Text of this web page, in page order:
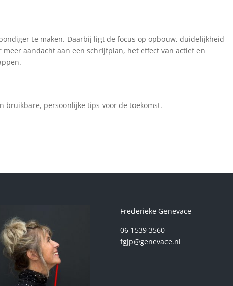
te maken. Daarbij ligt de focus op opbouw, duidelijkheid
aandacht aan een schrijfplan, het effect van actief en
bruikbare, persoonlijke tips voor de toekomst.
Frederieke Genevace
06 1539 3560
fgjp@genevace.nl